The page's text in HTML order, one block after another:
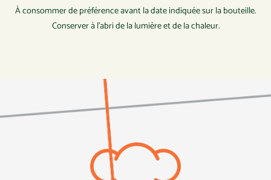
À consommer de préférence avant la date indiquée sur la bouteille.
Conserver à l’abri de la lumière et de la chaleur.